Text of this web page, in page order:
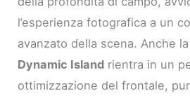
l’esperienza fotografica a un
avanzato della scena. Anche
Dynamic Island rientra in un
ottimizzazione del frontale,